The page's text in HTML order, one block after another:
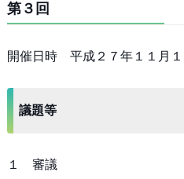
第３回
開催日時 平成２７年１１月
議題等
１ 審議